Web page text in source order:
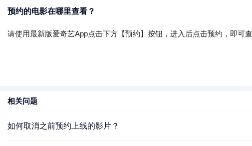
预约的电影在哪里查看？
请使用最新版爱奇艺App点击下方【预约】按钮，进入后点击预约，即可
相关问题
如何取消之前预约上线的影片？